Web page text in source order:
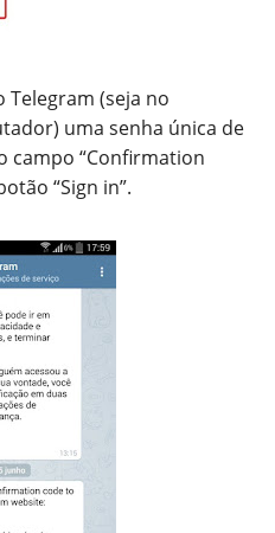
Telegram (seja no
uma senha única de
campo “Confirmation
“Sign in”.